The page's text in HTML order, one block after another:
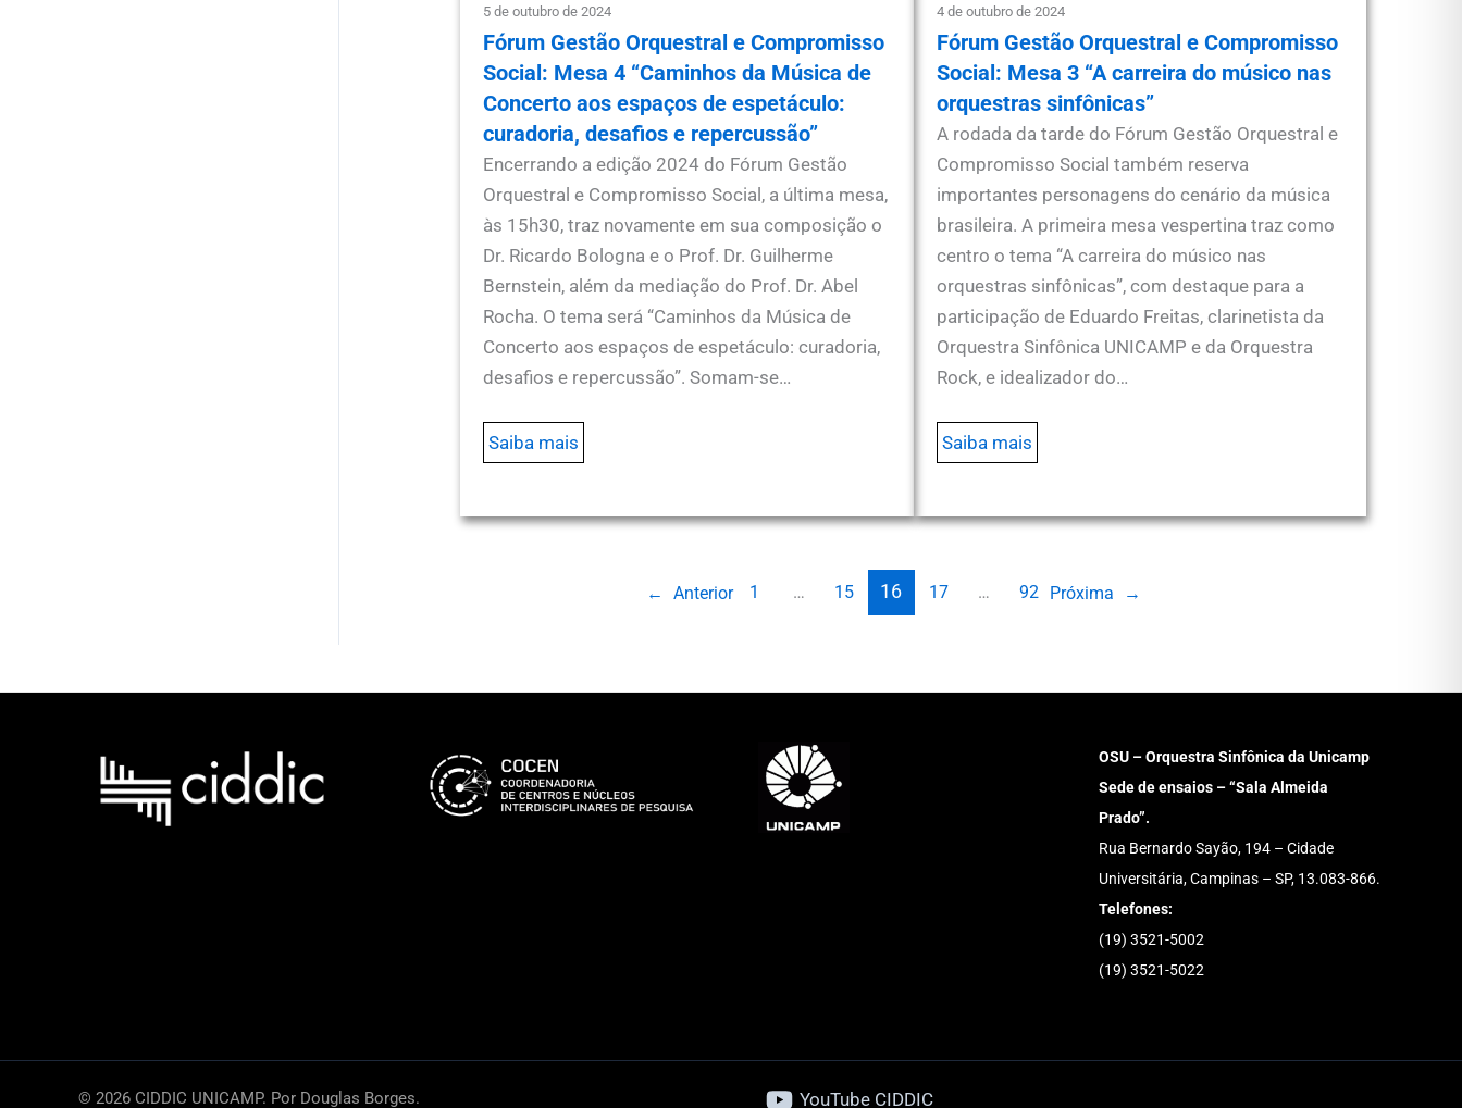
5 de outubro de 2024
Fórum Gestão Orquestral e Compromisso
Social: Mesa 4 “Caminhos da Música de
Concerto aos espaços de espetáculo:
curadoria, desafios e repercussão”
Encerrando a edição 2024 do Fórum Gestão
Orquestral e Compromisso Social, a última mesa,
às 15h30, traz novamente em sua composição o
Dr. Ricardo Bologna e o Prof. Dr. Guilherme
Bernstein, além da mediação do Prof. Dr. Abel
Rocha. O tema será “Caminhos da Música de
Concerto aos espaços de espetáculo: curadoria,
desafios e repercussão”. Somam-se…
Saiba mais
4 de outubro de 2024
Fórum Gestão Orquestral e Compromisso
Social: Mesa 3 “A carreira do músico nas
orquestras sinfônicas”
A rodada da tarde do Fórum Gestão Orquestral e
Compromisso Social também reserva
importantes personagens do cenário da música
brasileira. A primeira mesa vespertina traz como
centro o tema “A carreira do músico nas
orquestras sinfônicas”, com destaque para a
participação de Eduardo Freitas, clarinetista da
Orquestra Sinfônica UNICAMP e da Orquestra
Rock, e idealizador do…
Saiba mais
← Anterior 1 … 15 16 17 … 92 Próxima →
OSU – Orquestra Sinfônica da Unicamp
Sede de ensaios – “Sala Almeida
Prado”.
Rua Bernardo Sayão, 194 – Cidade
Universitária, Campinas – SP, 13.083-866.
Telefones:
(19) 3521-5002
(19) 3521-5022
© 2026 CIDDIC UNICAMP. Por Douglas Borges. YouTube CIDDIC